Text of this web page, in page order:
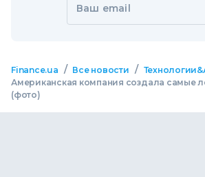
Ваш email
Finance.ua / Все новости /
Американская компания создала самые
(фото)